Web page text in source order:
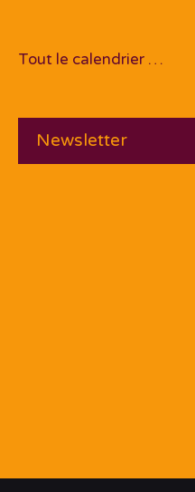
Tout le calendrier …
Newsletter